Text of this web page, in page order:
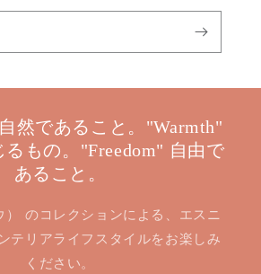
然であること。"Warmth"
もの。"Freedom" 自由で
あること。
） のコレクションによる、エスニ
テリアライフスタイルをお楽しみ
ください。